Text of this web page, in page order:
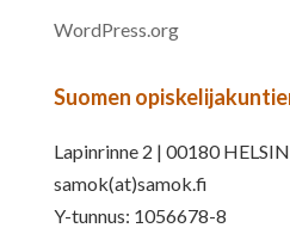
WordPress.org
Suomen
Lapinrinne 2 | 00180
samok(at)samok.fi
Y-tunnus: 1056678-8